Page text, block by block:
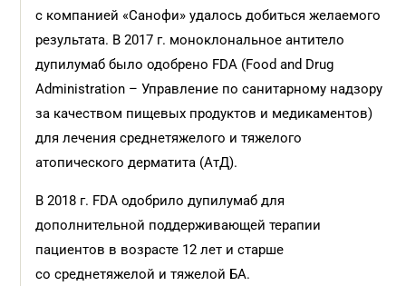
с компанией «Санофи» удалось добиться желаемого
результата. В 2017 г. моноклональное антитело
дупилумаб было одобрено FDA (Food and Drug
Administration – Управление по санитарному надзору
за качеством пищевых продуктов и медикаментов)
для лечения среднетяжелого и тяжелого
атопического дерматита (АтД).
В 2018 г. FDA одобрило дупилумаб для
дополнительной поддерживающей терапии
пациентов в возрасте 12 лет и старше
со среднетяжелой и тяжелой БА.